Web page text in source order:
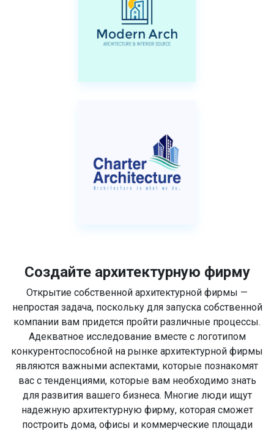
Создайте архитектурную фирму
Открытие собственной архитектурной фирмы —
непростая задача, поскольку для запуска собственной
компании вам придется пройти различные процессы.
Адекватное исследование вместе с логотипом
конкурентоспособной на рынке архитектурной фирмы
являются важными аспектами, которые познакомят
вас с тенденциями, которые вам необходимо знать
для развития вашего бизнеса. Многие люди ищут
надежную архитектурную фирму, которая сможет
построить дома, офисы и коммерческие площади